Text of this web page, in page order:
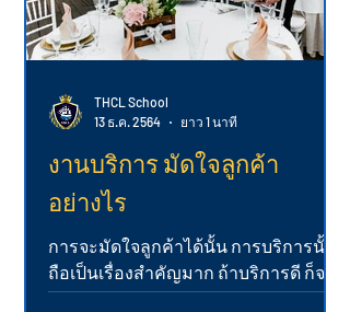
งานบริการ มัดใจลูกค้า
อย่างไร
การจะมัดใจลูกค้าได้นั้น การบริการนั้น
ถือเป็นเรื่องสำคัญมาก ถ้าบริการดี ก็จะ
ช่วยสร้างความประทับใจให้แก่ลูกค้า
THCL School
13 ธ.ค. 2564
ยาว 1 นาที